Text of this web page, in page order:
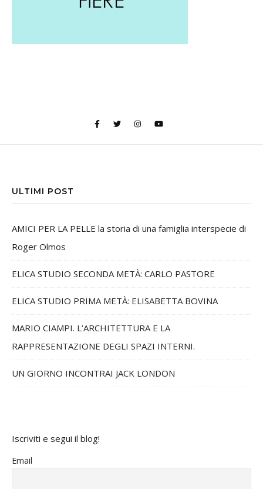
ULTIMI POST
AMICI PER LA PELLE la storia di una famiglia interspecie di
Roger Olmos
ELICA STUDIO SECONDA METÀ: CARLO PASTORE
ELICA STUDIO PRIMA METÀ: ELISABETTA BOVINA
MARIO CIAMPI. L’ARCHITETTURA E LA
RAPPRESENTAZIONE DEGLI SPAZI INTERNI.
UN GIORNO INCONTRAI JACK LONDON
Iscriviti e segui il blog!
Email